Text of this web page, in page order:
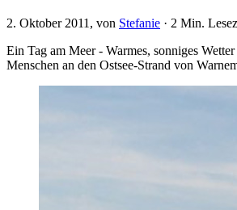
2. Oktober 2011 , von Stefanie · 2 Min.
Ein Tag am Meer - Warmes, sonniges
Menschen an den Ostsee-Strand von